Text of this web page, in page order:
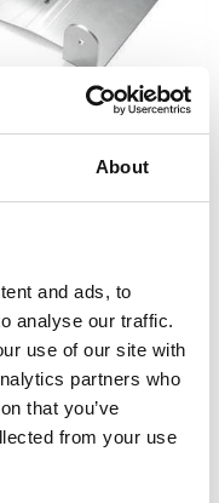
About
and ads, to
analyse our traffic.
use of our site with
partners who
that you’ve
from your use
DFWL på PB
kr